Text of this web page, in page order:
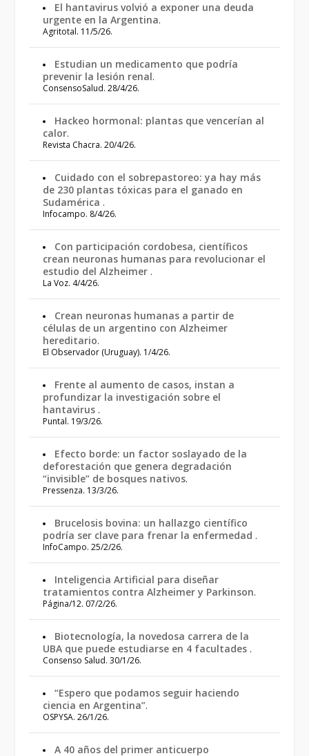
El hantavirus volvió a exponer una deuda
urgente en la Argentina.
Agritotal. 11/5/26.
Estudian un medicamento que podría
prevenir la lesión renal.
ConsensoSalud. 28/4/26.
Hackeo hormonal: plantas que vencerían al
calor.
Revista Chacra. 20/4/26.
Cuidado con el sobrepastoreo: ya hay más
de 230 plantas tóxicas para el ganado en
Sudamérica .
Infocampo. 8/4/26.
Con participación cordobesa, científicos
crean neuronas humanas para revolucionar el
estudio del Alzheimer .
La Voz. 4/4/26.
Crean neuronas humanas a partir de
células de un argentino con Alzheimer
hereditario.
El Observador (Uruguay). 1/4/26.
Frente al aumento de casos, instan a
profundizar la investigación sobre el
hantavirus .
Puntal. 19/3/26.
Efecto borde: un factor soslayado de la
deforestación que genera degradación
“invisible” de bosques nativos.
Pressenza. 13/3/26.
Brucelosis bovina: un hallazgo científico
podría ser clave para frenar la enfermedad .
InfoCampo. 25/2/26.
Inteligencia Artificial para diseñar
tratamientos contra Alzheimer y Parkinson.
Página/12. 07/2/26.
Biotecnología, la novedosa carrera de la
UBA que puede estudiarse en 4 facultades .
Consenso Salud. 30/1/26.
“Espero que podamos seguir haciendo
ciencia en Argentina”.
OSPYSA. 26/1/26.
A 40 años del primer anticuerpo